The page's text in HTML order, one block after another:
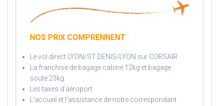
NOS PRIX COMPRENNENT :
Le vol direct LYON/ST DENIS/LYON sur CORSAIR
La franchise de bagage cabine 12kg et bagage
soute 23kg
Les taxes d’aéroport
L’accueil et l’assistance de notre correspondant